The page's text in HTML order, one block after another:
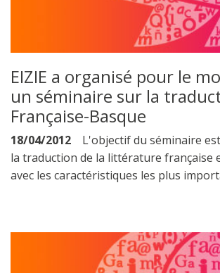
EIZIE a organisé pour le
un séminaire sur la
Française-Basque
18/04/2012
L'objectif du séminaire
la traduction de la littérature française
avec les caractéristiques les plus